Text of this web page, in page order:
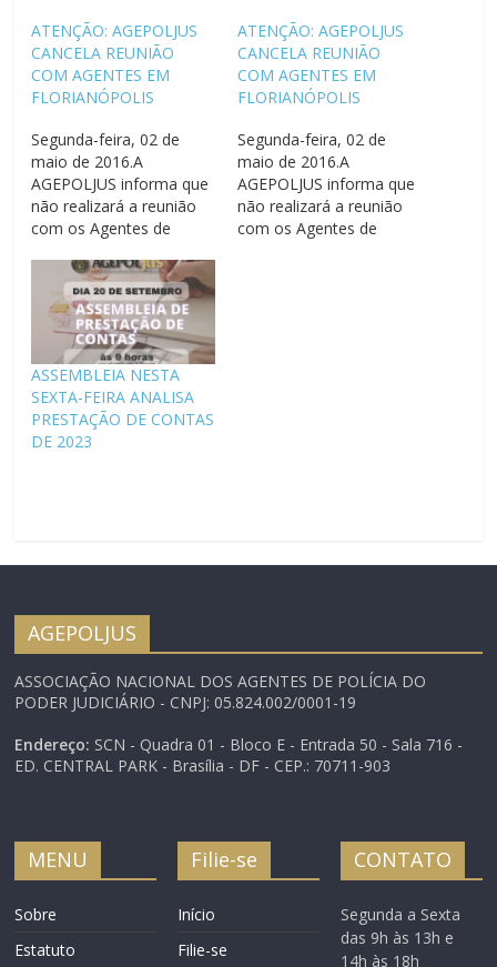
ATENÇÃO: AGEPOLJUS
CANCELA REUNIÃO
COM AGENTES EM
FLORIANÓPOLIS
Segunda-feira, 02 de
maio de 2016.A
AGEPOLJUS informa que
não realizará a reunião
com os Agentes de
Catarina que estava
marcada para esta
segunda-feira (02). Por
problemas de agenda do
presidente Edmilton
Gomes, o encontro que
aconteceria às 20:30h,
no hall de entrada do
prédio da Justiça…
ATENÇÃO: AGEPOLJUS
CANCELA REUNIÃO
COM AGENTES EM
FLORIANÓPOLIS
Segunda-feira, 02 de
maio de 2016.A
AGEPOLJUS informa que
não realizará a reunião
com os Agentes de
ASSEMBLEIA NESTA
SEXTA-FEIRA ANALISA
PRESTAÇÃO DE CONTAS
DE 2023
AGEPOLJUS
ASSOCIAÇÃO NACIONAL DOS AGENTES DE POLÍCIA DO
PODER JUDICIÁRIO - CNPJ: 05.824.002/0001-19
Endereço: SCN - Quadra 01 - Bloco E - Entrada 50 - Sala 716 -
ED. CENTRAL PARK - Brasília - DF - CEP.: 70711-903
MENU
Sobre
Estatuto
Filie-se
Início
Filie-se
CONTATO
Segunda a Sexta
das 9h às 13h e
14h às 18h